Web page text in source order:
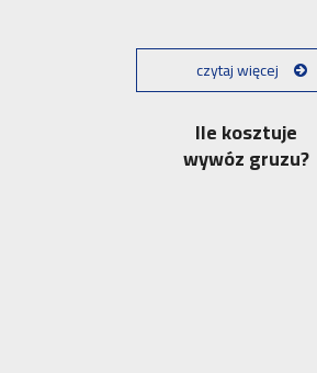
czytaj więcej
Ile kosztuje
wywóz gruzu?